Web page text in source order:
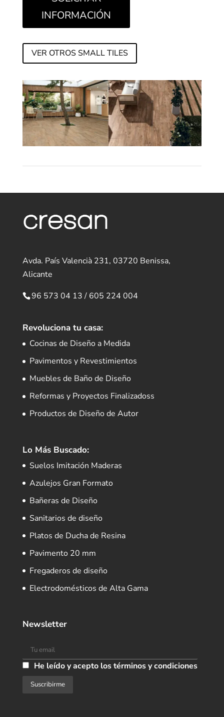
INFORMACIÓN
VER OTROS SMALL TILES
Avda. País Valencià 231, 03720 Benissa,
Alicante
96 573 04 13/ 605 224 004
Revoluciona tu casa:
Cocinas de Diseño a Medida
Pavimentos y Revestimientos
Muebles de Baño de Diseño
Reformas y Proyectos Finalizadoss
Productos de Diseño de Autor
Lo Más Buscado:
Suelos Imitación Maderas
Azulejos Gran Formato
Bañeras de Diseño
Sanitarios de diseño
Platos de Ducha de Resina
Pavimento 20 mm
Fregaderos de diseño
Electrodomésticos de Alta Gama
Newsletter
He leído y acepto los términos y condiciones